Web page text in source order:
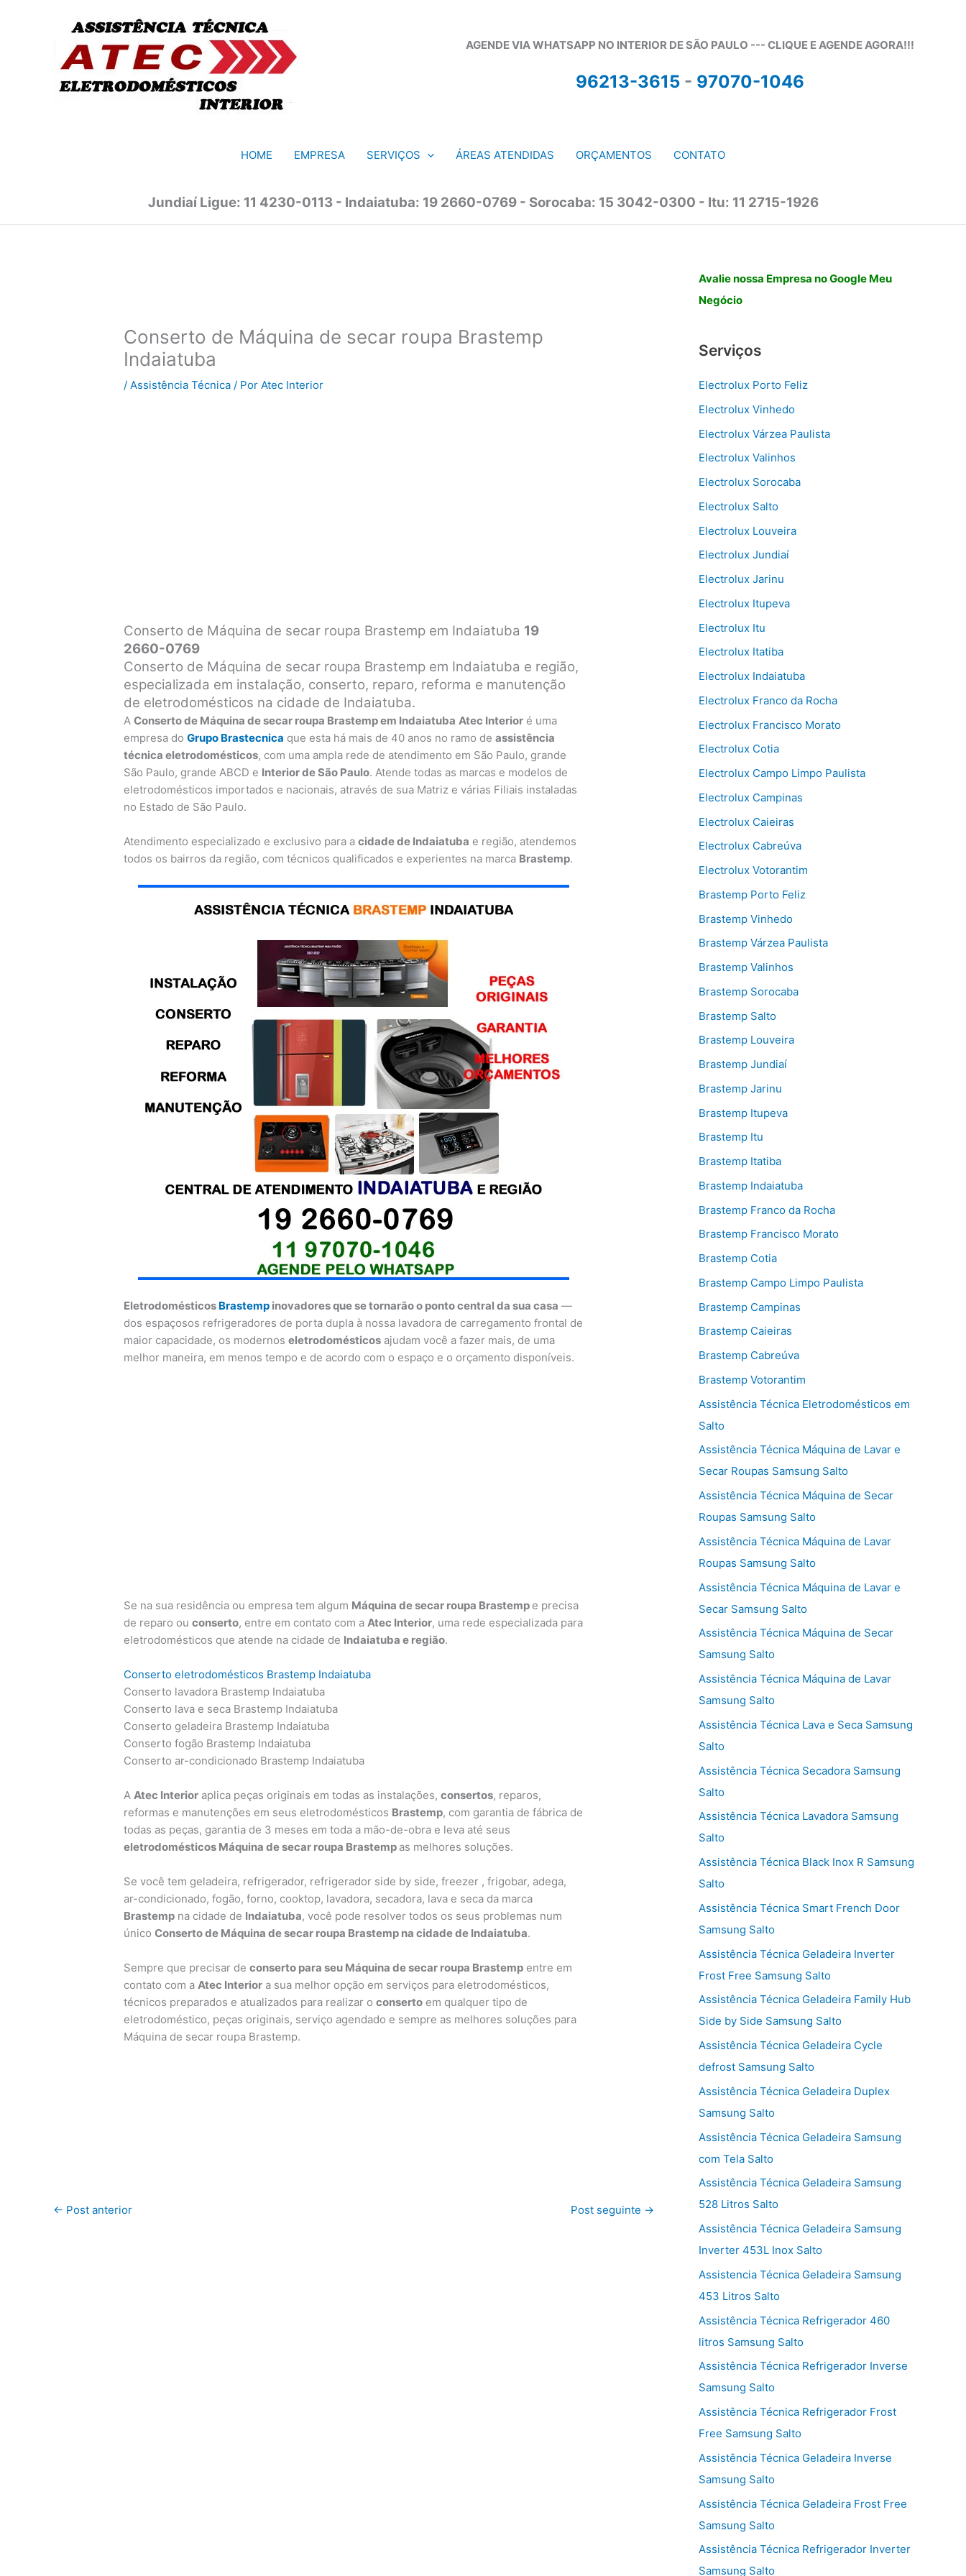
AGENDE VIA WHATSAPP NO INTERIOR DE SÃO PAULO --- CLIQUE E AGENDE AGORA!!!
96213-3615 - 97070-1046
HOME EMPRESA SERVIÇOS ÁREAS ATENDIDAS ORÇAMENTOS CONTATO
Jundiaí Ligue: 11 4230-0113 - Indaiatuba: 19 2660-0769 - Sorocaba: 15 3042-0300 - Itu: 11 2715-1926
Conserto de Máquina de secar roupa Brastemp
Indaiatuba
/Assistência Técnica / PorAtec Interior
Conserto de Máquina de secar roupa Brastemp em Indaiatuba 19
2660-0769
Conserto de Máquina de secar roupa Brastemp em Indaiatuba e região,
especializada em instalação, conserto, reparo, reforma e manutenção
de eletrodomésticos na cidade de Indaiatuba.
AConserto de Máquina de secar roupa Brastemp em Indaiatuba Atec Interior é uma
empresa doGrupo Brastecnica que esta há mais de 40 anos no ramo deassistência
técnica eletrodomésticos, com uma ampla rede de atendimento em São Paulo, grande
São Paulo, grande ABCD e Interior de São Paulo. Atende todas as marcas e modelos de
eletrodomésticos importados e nacionais, através de sua Matriz e várias Filiais instaladas
no Estado de São Paulo.
Atendimento especializado e exclusivo para acidade de Indaiatuba e região, atendemos
todos os bairros da região, com técnicos qualificados e experientes na marca Brastemp.
Eletrodomésticos Brastemp inovadores que se tornarão o ponto central da sua casa —
dos espaçosos refrigeradores de porta dupla à nossa lavadora de carregamento frontal de
maior capacidade, os modernoseletrodomésticos ajudam você a fazer mais, de uma
melhor maneira, em menos tempo e de acordo com o espaço e o orçamento disponíveis.
Se na sua residência ou empresa tem algum Máquina de secar roupa Brastemp e precisa
de reparo ouconserto, entre em contato com aAtec Interior, uma rede especializada para
eletrodomésticos que atende na cidade de Indaiatuba e região.
Conserto eletrodomésticos Brastemp Indaiatuba
Conserto lavadora Brastemp Indaiatuba
Conserto lava e seca Brastemp Indaiatuba
Conserto geladeira Brastemp Indaiatuba
Conserto fogão Brastemp Indaiatuba
Conserto ar-condicionado Brastemp Indaiatuba
AAtec Interior aplica peças originais em todas as instalações,consertos, reparos,
reformas e manutenções em seus eletrodomésticos Brastemp, com garantia de fábrica de
todas as peças, garantia de 3 meses em toda a mão-de-obra e leva até seus
eletrodomésticos Máquina de secar roupa Brastemp as melhores soluções.
Se você tem geladeira, refrigerador, refrigerador side by side, freezer , frigobar, adega,
ar-condicionado, fogão, forno, cooktop, lavadora, secadora, lava e seca da marca
Brastemp na cidade de Indaiatuba, você pode resolver todos os seus problemas num
únicoConserto de Máquina de secar roupa Brastemp na cidade de Indaiatuba.
Sempre que precisar deconserto para seu Máquina de secar roupa Brastemp entre em
contato com aAtec Interior a sua melhor opção em serviços para eletrodomésticos,
técnicos preparados e atualizados para realizar oconserto em qualquer tipo de
eletrodoméstico, peças originais, serviço agendado e sempre as melhores soluções para
Máquina de secar roupa Brastemp.
← Post anterior Post seguinte →
Avalie nossa Empresa no Google Meu
Negócio
Serviços
Electrolux Porto Feliz
Electrolux Vinhedo
Electrolux Várzea Paulista
Electrolux Valinhos
Electrolux Sorocaba
Electrolux Salto
Electrolux Louveira
Electrolux Jundiaí
Electrolux Jarinu
Electrolux Itupeva
Electrolux Itu
Electrolux Itatiba
Electrolux Indaiatuba
Electrolux Franco da Rocha
Electrolux Francisco Morato
Electrolux Cotia
Electrolux Campo Limpo Paulista
Electrolux Campinas
Electrolux Caieiras
Electrolux Cabreúva
Electrolux Votorantim
Brastemp Porto Feliz
Brastemp Vinhedo
Brastemp Várzea Paulista
Brastemp Valinhos
Brastemp Sorocaba
Brastemp Salto
Brastemp Louveira
Brastemp Jundiaí
Brastemp Jarinu
Brastemp Itupeva
Brastemp Itu
Brastemp Itatiba
Brastemp Indaiatuba
Brastemp Franco da Rocha
Brastemp Francisco Morato
Brastemp Cotia
Brastemp Campo Limpo Paulista
Brastemp Campinas
Brastemp Caieiras
Brastemp Cabreúva
Brastemp Votorantim
Assistência Técnica Eletrodomésticos em
Salto
Assistência Técnica Máquina de Lavar e
Secar Roupas Samsung Salto
Assistência Técnica Máquina de Secar
Roupas Samsung Salto
Assistência Técnica Máquina de Lavar
Roupas Samsung Salto
Assistência Técnica Máquina de Lavar e
Secar Samsung Salto
Assistência Técnica Máquina de Secar
Samsung Salto
Assistência Técnica Máquina de Lavar
Samsung Salto
Assistência Técnica Lava e Seca Samsung
Salto
Assistência Técnica Secadora Samsung
Salto
Assistência Técnica Lavadora Samsung
Salto
Assistência Técnica Black Inox R Samsung
Salto
Assistência Técnica Smart French Door
Samsung Salto
Assistência Técnica Geladeira Inverter
Frost Free Samsung Salto
Assistência Técnica Geladeira Family Hub
Side by Side Samsung Salto
Assistência Técnica Geladeira Cycle
defrost Samsung Salto
Assistência Técnica Geladeira Duplex
Samsung Salto
Assistência Técnica Geladeira Samsung
com Tela Salto
Assistência Técnica Geladeira Samsung
528 Litros Salto
Assistência Técnica Geladeira Samsung
Inverter 453L Inox Salto
Assistencia Técnica Geladeira Samsung
453 Litros Salto
Assistência Técnica Refrigerador 460
litros Samsung Salto
Assistência Técnica Refrigerador Inverse
Samsung Salto
Assistência Técnica Refrigerador Frost
Free Samsung Salto
Assistência Técnica Geladeira Inverse
Samsung Salto
Assistência Técnica Geladeira Frost Free
Samsung Salto
Assistência Técnica Refrigerador Inverter
Samsung Salto